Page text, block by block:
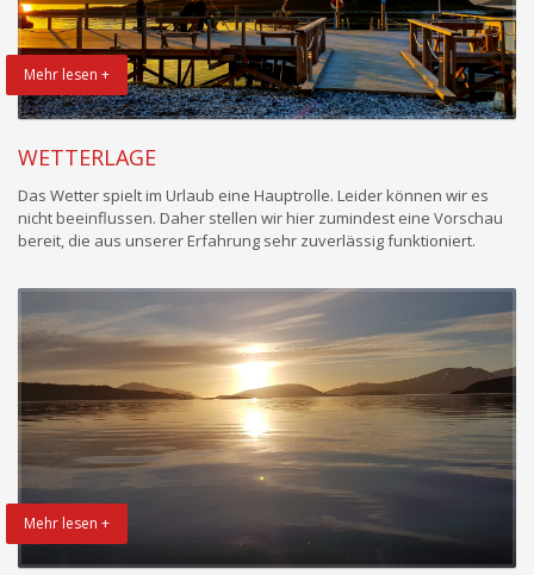
Mehr lesen +
WETTERLAGE
Das Wetter spielt im Urlaub eine Hauptrolle. Leider können wir es
nicht beeinflussen. Daher stellen wir hier zumindest eine Vorschau
bereit, die aus unserer Erfahrung sehr zuverlässig funktioniert.
Mehr lesen +